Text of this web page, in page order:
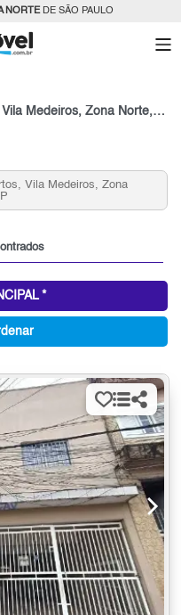
NORTEDE SÃO PAULO
Aluguel de Apartamentos 2 quartos, Vila Medeiros, Zona Norte, SP
Vila Medeiros, Zona
*